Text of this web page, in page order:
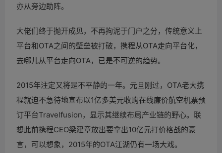
亦从旁边助阵。
大佬们终于抛开成见，不再拘泥于门户之分，传统意义上
平台和OTA之间的壁垒被打破，携程从OTA走向平台化，
去哪儿从平台走向OTA，已是不可逆的趋势。
2015年注定又将是不平静的一年。元旦刚过，OTA老大携
程就迫不急待地宣布以1亿多美元收购在线廉价航空机票预
订平台Travelfusion，显示其继续布局产业链的野心。联
想此前携程CEO梁建章放出要拿出10亿元打价格战的豪
言，可以想象，2015年的OTA江湖仍有一场大戏。